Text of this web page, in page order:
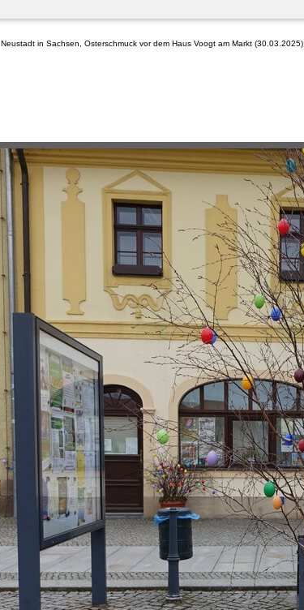
Neustadt in Sachsen, Osterschmuck vor dem Haus Voogt am Markt (30.03.2025)